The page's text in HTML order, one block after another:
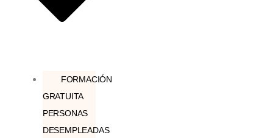
FORMACIÓN
GRATUITA
PERSONAS
DESEMPLEADAS